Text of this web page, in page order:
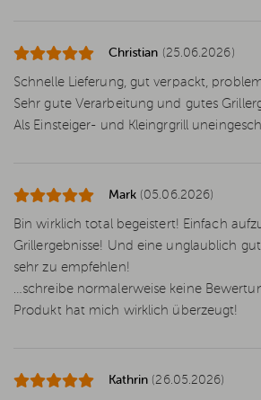
Christian (25.06.2026)
Schnelle Lieferung, gut verpackt,
Sehr gute Verarbeitung und gutes
Als Einsteiger- und Kleingrgrill
Mark (05.06.2026)
Bin wirklich total begeistert! Einfach
Grillergebnisse! Und eine unglaublich
sehr zu empfehlen!
…schreibe normalerweise keine
Produkt hat mich wirklich überzeugt!
Kathrin (26.05.2026)